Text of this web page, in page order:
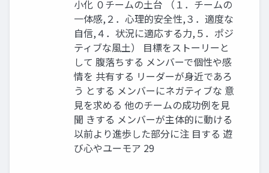
小化 ０チームの土台 （１．チームの
一体感,２．心理的安全性,３．適度な
自信,４．状況に適応する力,５．ポジ
ティブな風土） 目標をストーリーと
して 腹落ちする メンバーで個性や感
情を 共有する リーダーが身近であろ
う とする メンバーにネガティブな 意
見を求める 他のチームの成功例を見
聞 きする メンバーが主体的に動ける
以前より進歩した部分に注 目する 遊
び心やユーモア 29